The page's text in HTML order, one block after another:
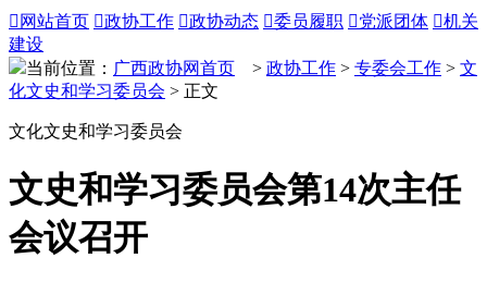
 网站首页 政协工作 政协动态 委员履职 党派团体 机关
建设
当前位置： 广西政协网首页 > 政协工作 > 专委会工作 > 文
化文史和学习委员会 > 正文
文化文史和学习委员会
文史和学习委员会第14次主任
会议召开